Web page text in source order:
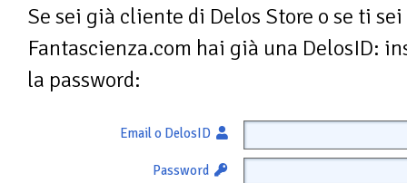
Se sei già cliente di Delos Store o se ti
Fantascienza.com hai già una DelosID:
la password:
Email o DelosID
Password